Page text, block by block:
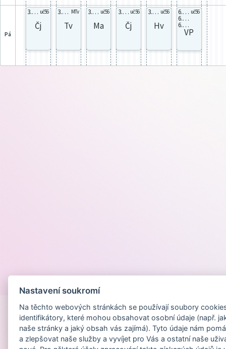
pá
3.C celá uč56
Čj
3.C celá MTv
Tv
3.C celá uč56
Ma
3.C celá uč56
Čj
3.C celá uč56
Hv
6.A VP6
6.B VP6
6.C VP6
uč56
VP
Nastavení soukromí
Na těchto webových stránkách se používají soubory
identifikátory, které mohou obsahovat osobní údaje (např.
naše stránky a jaký obsah vás zajímá). Tyto údaje nám
a zlepšovat naše služby a vyvíjet pro Vás a ostatní naše